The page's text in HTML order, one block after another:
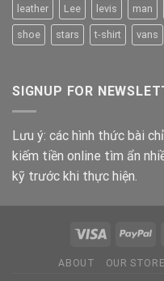
leather Lee levis man
shoe stars t-shirt vans
SIGNUP FOR
Lưu ý: các hình thức bài
kiếm tiền online tìm ẩn
kỹ trước khi thực hiện.
ABOUT OUR